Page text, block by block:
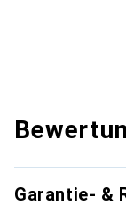
Garantie- &